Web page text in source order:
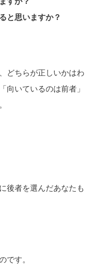
と思いますか？
どちらが正しいかはわ
向いているのは前者」
後者を選んだあなたも
です。